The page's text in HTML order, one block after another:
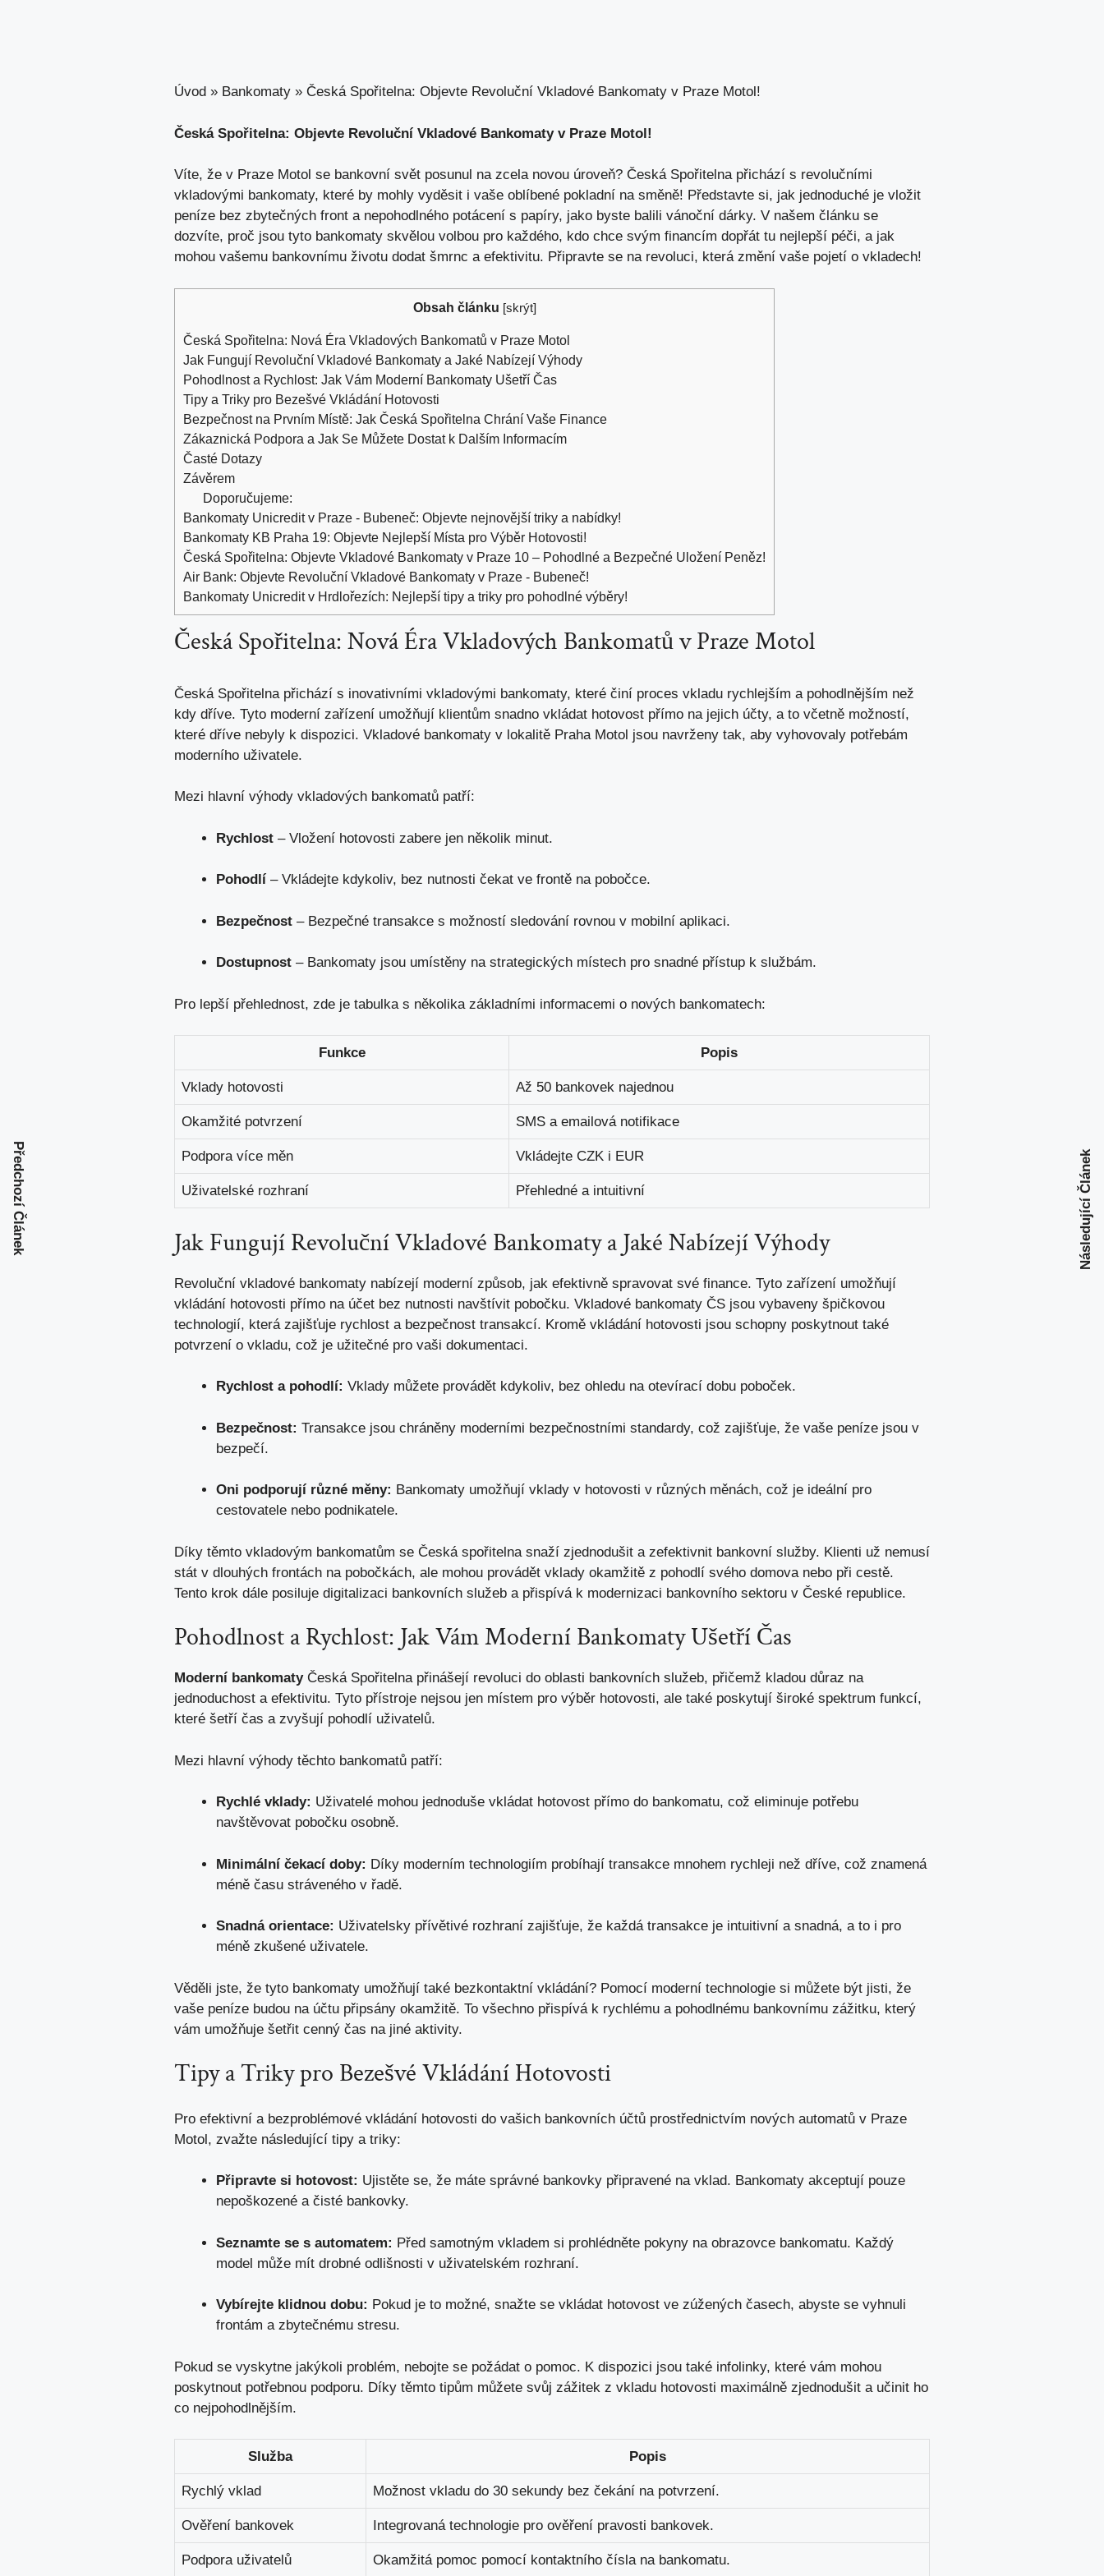
Úvod » Bankomaty » Česká Spořitelna: Objevte Revoluční Vkladové Bankomaty v Praze Motol!
Česká Spořitelna: Objevte Revoluční Vkladové Bankomaty v Praze Motol!
Víte, že v Praze Motol se bankovní svět posunul na zcela novou úroveň? Česká Spořitelna přichází s revolučními
vkladovými bankomaty, které by mohly vyděsit i vaše oblíbené pokladní na směně! Představte si, jak jednoduché je vložit
peníze bez zbytečných front a nepohodlného potácení s papíry, jako byste balili vánoční dárky. V našem článku se
dozvíte, proč jsou tyto bankomaty skvělou volbou pro každého, kdo chce svým financím dopřát tu nejlepší péči, a jak
mohou vašemu bankovnímu životu dodat šmrnc a efektivitu. Připravte se na revoluci, která změní vaše pojetí o vkladech!
Obsah článku [skrýt]
Česká Spořitelna: Nová Éra Vkladových Bankomatů v Praze Motol
Jak Fungují Revoluční Vkladové Bankomaty a Jaké Nabízejí Výhody
Pohodlnost a Rychlost: Jak Vám Moderní Bankomaty Ušetří Čas
Tipy a Triky pro Bezešvé Vkládání Hotovosti
Bezpečnost na Prvním Místě: Jak Česká Spořitelna Chrání Vaše Finance
Zákaznická Podpora a Jak Se Můžete Dostat k Dalším Informacím
Časté Dotazy
Závěrem
Doporučujeme:
Bankomaty Unicredit v Praze - Bubeneč: Objevte nejnovější triky a nabídky!
Bankomaty KB Praha 19: Objevte Nejlepší Místa pro Výběr Hotovosti!
Česká Spořitelna: Objevte Vkladové Bankomaty v Praze 10 – Pohodlné a Bezpečné Uložení Peněz!
Air Bank: Objevte Revoluční Vkladové Bankomaty v Praze - Bubeneč!
Bankomaty Unicredit v Hrdlořezích: Nejlepší tipy a triky pro pohodlné výběry!
Česká Spořitelna: Nová Éra Vkladových Bankomatů v Praze Motol
Česká Spořitelna přichází s inovativními vkladovými bankomaty, které činí proces vkladu rychlejším a pohodlnějším než
kdy dříve. Tyto moderní zařízení umožňují klientům snadno vkládat hotovost přímo na jejich účty, a to včetně možností,
které dříve nebyly k dispozici. Vkladové bankomaty v lokalitě Praha Motol jsou navrženy tak, aby vyhovovaly potřebám
moderního uživatele.
Mezi hlavní výhody vkladových bankomatů patří:
Rychlost – Vložení hotovosti zabere jen několik minut.
Pohodlí – Vkládejte kdykoliv, bez nutnosti čekat ve frontě na pobočce.
Bezpečnost – Bezpečné transakce s možností sledování rovnou v mobilní aplikaci.
Dostupnost – Bankomaty jsou umístěny na strategických místech pro snadné přístup k službám.
Pro lepší přehlednost, zde je tabulka s několika základními informacemi o nových bankomatech:
Funkce Popis
Vklady hotovosti Až 50 bankovek najednou
Okamžité potvrzení SMS a emailová notifikace
Podpora více měn Vkládejte CZK i EUR
Uživatelské rozhraní Přehledné a intuitivní
Jak Fungují Revoluční Vkladové Bankomaty a Jaké Nabízejí Výhody
Revoluční vkladové bankomaty nabízejí moderní způsob, jak efektivně spravovat své finance. Tyto zařízení umožňují
vkládání hotovosti přímo na účet bez nutnosti navštívit pobočku. Vkladové bankomaty ČS jsou vybaveny špičkovou
technologií, která zajišťuje rychlost a bezpečnost transakcí. Kromě vkládání hotovosti jsou schopny poskytnout také
potvrzení o vkladu, což je užitečné pro vaši dokumentaci.
Rychlost a pohodlí: Vklady můžete provádět kdykoliv, bez ohledu na otevírací dobu poboček.
Bezpečnost: Transakce jsou chráněny moderními bezpečnostními standardy, což zajišťuje, že vaše peníze jsou v
bezpečí.
Oni podporují různé měny: Bankomaty umožňují vklady v hotovosti v různých měnách, což je ideální pro
cestovatele nebo podnikatele.
Díky těmto vkladovým bankomatům se Česká spořitelna snaží zjednodušit a zefektivnit bankovní služby. Klienti už nemusí
stát v dlouhých frontách na pobočkách, ale mohou provádět vklady okamžitě z pohodlí svého domova nebo při cestě.
Tento krok dále posiluje digitalizaci bankovních služeb a přispívá k modernizaci bankovního sektoru v České republice.
Pohodlnost a Rychlost: Jak Vám Moderní Bankomaty Ušetří Čas
Moderní bankomatyČeská Spořitelna přinášejí revoluci do oblasti bankovních služeb, přičemž kladou důraz na
jednoduchost a efektivitu. Tyto přístroje nejsou jen místem pro výběr hotovosti, ale také poskytují široké spektrum funkcí,
které šetří čas a zvyšují pohodlí uživatelů.
Mezi hlavní výhody těchto bankomatů patří:
Rychlé vklady: Uživatelé mohou jednoduše vkládat hotovost přímo do bankomatu, což eliminuje potřebu
navštěvovat pobočku osobně.
Minimální čekací doby: Díky moderním technologiím probíhají transakce mnohem rychleji než dříve, což znamená
méně času stráveného v řadě.
Snadná orientace: Uživatelsky přívětivé rozhraní zajišťuje, že každá transakce je intuitivní a snadná, a to i pro
méně zkušené uživatele.
Věděli jste, že tyto bankomaty umožňují také bezkontaktní vkládání? Pomocí moderní technologie si můžete být jisti, že
vaše peníze budou na účtu připsány okamžitě. To všechno přispívá k rychlému a pohodlnému bankovnímu zážitku, který
vám umožňuje šetřit cenný čas na jiné aktivity.
Tipy a Triky pro Bezešvé Vkládání Hotovosti
Pro efektivní a bezproblémové vkládání hotovosti do vašich bankovních účtů prostřednictvím nových automatů v Praze
Motol, zvažte následující tipy a triky:
Připravte si hotovost: Ujistěte se, že máte správné bankovky připravené na vklad. Bankomaty akceptují pouze
nepoškozené a čisté bankovky.
Seznamte se s automatem: Před samotným vkladem si prohlédněte pokyny na obrazovce bankomatu. Každý
model může mít drobné odlišnosti v uživatelském rozhraní.
Vybírejte klidnou dobu: Pokud je to možné, snažte se vkládat hotovost ve zúžených časech, abyste se vyhnuli
frontám a zbytečnému stresu.
Pokud se vyskytne jakýkoli problém, nebojte se požádat o pomoc. K dispozici jsou také infolinky, které vám mohou
poskytnout potřebnou podporu. Díky těmto tipům můžete svůj zážitek z vkladu hotovosti maximálně zjednodušit a učinit ho
co nejpohodlnějším.
Služba Popis
Rychlý vklad Možnost vkladu do 30 sekundy bez čekání na potvrzení.
Ověření bankovek Integrovaná technologie pro ověření pravosti bankovek.
Podpora uživatelů Okamžitá pomoc pomocí kontaktního čísla na bankomatu.
Předchozí Článek Následující Článek